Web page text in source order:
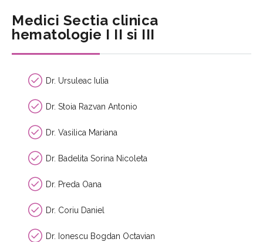
Medici Sectia clinica
hematologie I II si III
Dr. Ursuleac Iulia
Dr. Stoia Razvan Antonio
Dr. Vasilica Mariana
Dr. Badelita Sorina Nicoleta
Dr. Preda Oana
Dr. Coriu Daniel
Dr. Ionescu Bogdan Octavian